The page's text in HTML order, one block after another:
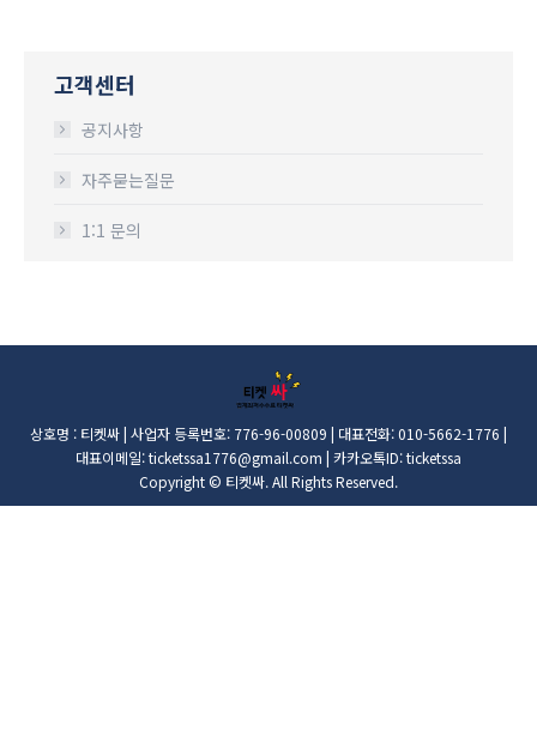
고객센터
공지사항
자주묻는질문
1:1 문의
상호명 : 티켓싸 | 사업자 등록번호: 776-96-00809 | 대표전화: 010-5662-1776 |
대표이메일: ticketssa1776@gmail.com | 카카오톡ID: ticketssa
Copyright © 티켓싸. All Rights Reserved.